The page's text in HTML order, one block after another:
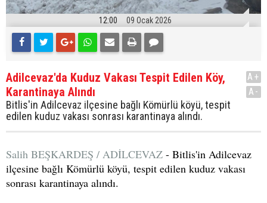
12:00 09 Ocak 2026
Adilcevaz'da Kuduz Vakası Tespit Edilen Köy,
Karantinaya Alındı
Bitlis'in Adilcevaz ilçesine bağlı Kömürlü köyü, tespit
edilen kuduz vakası sonrası karantinaya alındı.
A+
A-
Salih BEŞKARDEŞ / ADİLCEVAZ - Bitlis'in Adilcevaz
ilçesine bağlı Kömürlü köyü, tespit edilen kuduz vakası
sonrası karantinaya alındı.